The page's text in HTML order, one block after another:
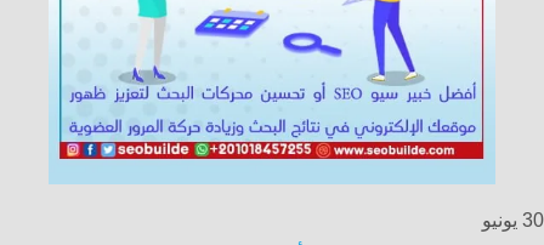
30 يونيو